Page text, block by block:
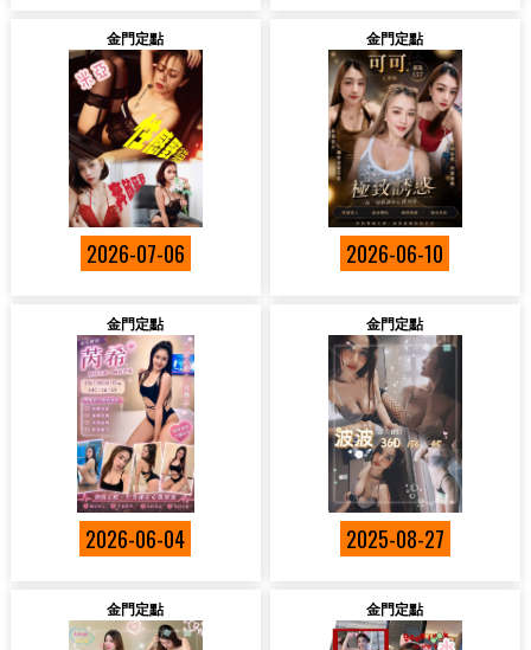
金門定點
2026-07-06
金門定點
2026-06-10
金門定點
2026-06-04
金門定點
2025-08-27
金門定點 金門定點